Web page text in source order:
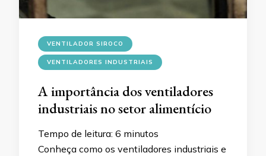
VENTILADOR SIROCO
VENTILADORES INDUSTRIAIS
A importância dos ventiladores
industriais no setor alimentício
Tempo de leitura: 6 minutos
Conheça como os ventiladores industriais e